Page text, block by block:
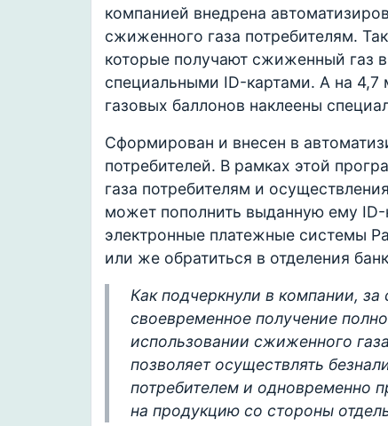
компанией внедрена
сжиженного газа потребителям.
которые получают сжиженный газ
специальными ID-картами. А на
газовых баллонов наклеены
Сформирован и внесен в
потребителей. В рамках этой
газа потребителям и
может пополнить выданную ему
электронные платежные системы
или же обратиться в отделения
Как подчеркнули в компании,
своевременное получение
использовании сжиженного
позволяет осуществлять
потребителем и одновременно
на продукцию со стороны